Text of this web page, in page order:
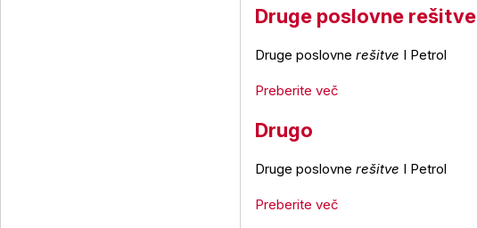
Druge poslovne rešitve
Druge poslovne rešitve I Petrol
Preberite več
Drugo
Druge poslovne rešitve I Petrol
Preberite več